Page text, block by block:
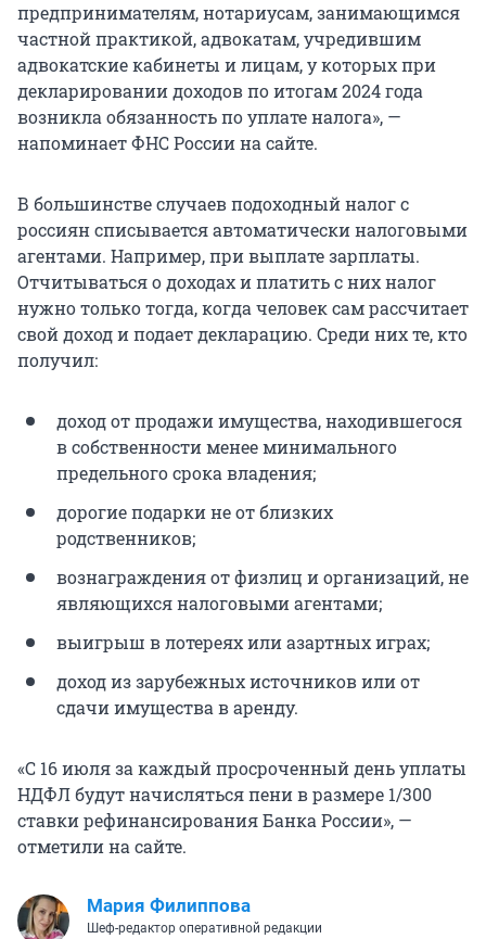
предпринимателям, нотариусам, занимающимся
частной практикой, адвокатам, учредившим
адвокатские кабинеты и лицам, у которых при
декларировании доходов по итогам 2024 года
возникла обязанность по уплате налога», —
напоминает ФНС России на сайте.
В большинстве случаев подоходный налог с
россиян списывается автоматически налоговыми
агентами. Например, при выплате зарплаты.
Отчитываться о доходах и платить с них налог
нужно только тогда, когда человек сам рассчитает
свой доход и подает декларацию. Среди них те, кто
получил:
доход от продажи имущества, находившегося
в собственности менее минимального
предельного срока владения;
дорогие подарки не от близких
родственников;
вознаграждения от физлиц и организаций, не
являющихся налоговыми агентами;
выигрыш в лотереях или азартных играх;
доход из зарубежных источников или от
сдачи имущества в аренду.
«С 16 июля за каждый просроченный день уплаты
НДФЛ будут начисляться пени в размере 1/300
ставки рефинансирования Банка России», —
отметили на сайте.
Мария Филиппова
Шеф-редактор оперативной редакции